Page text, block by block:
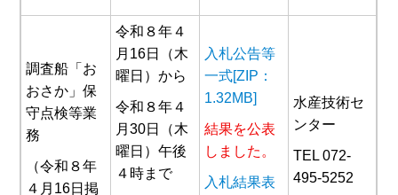
調査船「お
おさか」保
守点検等業
務
（令和８年
４月16日掲
令和８年４
月16日（木
曜日）から
令和８年４
月30日（木
曜日）午後
４時まで
入札公告等
一式[ZIP：
1.32MB]
結果を公表
しました。
入札結果表
水産技術セ
ンター
TEL 072-
495-5252